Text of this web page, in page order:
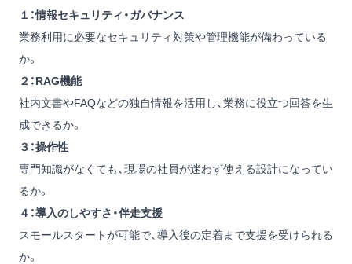
１：情報セキュリティ・ガバナンス
業務利用に必要なセキュリティ対策や管理機能が備わっている
か。
２：RAG機能
社内文書やFAQなどの独自情報を活用し、業務に役立つ回答を生
成できるか。
３：操作性
専門知識がなくても、現場の社員が迷わず使える設計になってい
るか。
４：導入のしやすさ・伴走支援
スモールスタートが可能で、導入後の定着まで支援を受けられる
か。